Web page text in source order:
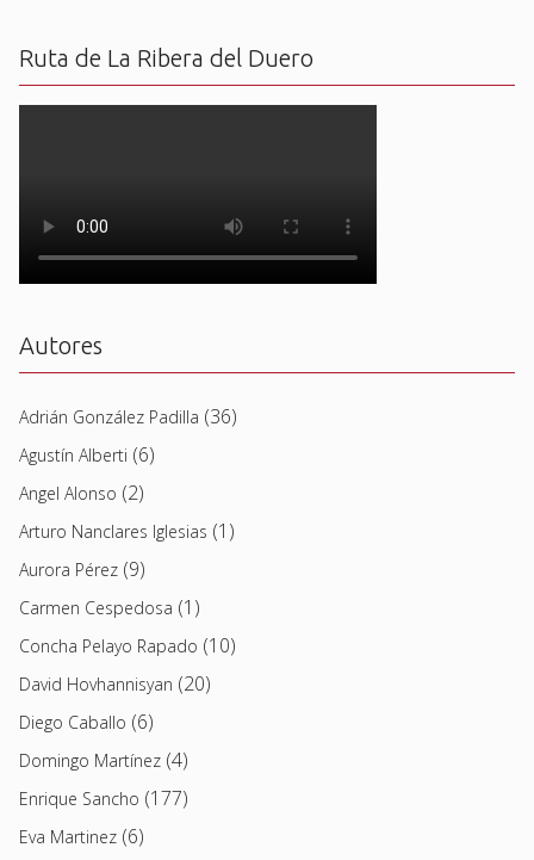
Ruta de La Ribera del Duero
Autores
Adrián González Padilla (36)
Agustín Alberti (6)
Angel Alonso (2)
Arturo Nanclares Iglesias (1)
Aurora Pérez (9)
Carmen Cespedosa (1)
Concha Pelayo Rapado (10)
David Hovhannisyan (20)
Diego Caballo (6)
Domingo Martínez (4)
Enrique Sancho (177)
Eva Martinez (6)